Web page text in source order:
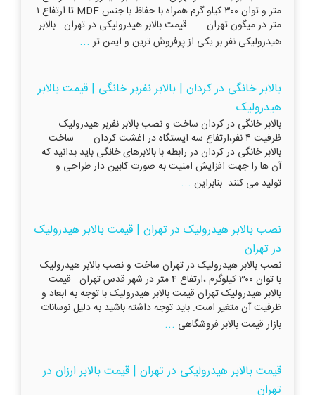
متر و توان ۳۰۰ کیلو گرم همراه با حفاظ با جنس MDF تا ارتفاع ۱
متر در میگون تهران قیمت بالابر هیدرولیکی در تهران بالابر
هیدرولیکی نفر بر یکی از پرفروش‌ ترین و ایمن تر ...
بالابر خانگی در کردان | بالابر نفربر خانگی | قیمت بالابر
هیدرولیک
بالابر خانگی در کردان ساخت و نصب بالابر نفربر هیدرولیک
ظرفیت ۴ نفر،ارتفاع سه ایستگاه در اغشت کردان ساخت
بالابر خانگی در کردان در رابطه با بالابرهای خانگی باید بدانید که
آن ها را جهت افزایش امنیت به صورت کابین دار طراحی و
تولید می کنند. بنابراین ...
نصب بالابر هیدرولیک در تهران | قیمت بالابر هیدرولیک
در تهران
نصب بالابر هیدرولیک در تهران ساخت و نصب بالابر هیدرولیک
با توان ۳۰۰ کیلوگرم ،ارتفاع ۴ متر در شهر قدس تهران قیمت
بالابر هیدرولیک تهران قیمت بالابر هیدرولیک با توجه به ابعاد و
ظرفیت آن متغير است. بايد توجه داشته باشيد به دلیل نوسانات
بازار قيمت بالابر فروشگاهی ...
قیمت بالابر هیدرولیکی در تهران | قیمت بالابر ارزان در
تهران